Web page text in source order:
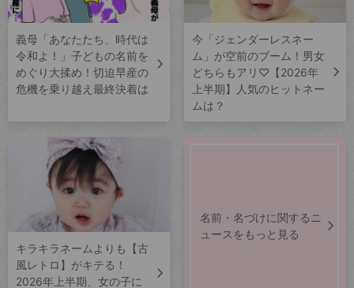
義母「あなたたち、時代は
令和よ！」子どもの名前を
めぐり大揉め！切迫早産の
危機を乗り越え最終決着は
今「ジェンダーレスネー
ム」が空前のブーム！男女
どちらもアリ♡【2026年
上半期】人気のヒットネー
ムは？
キラキラネームよりも【古
風レトロ】がキテる！
2026年上半期、女の子に
名前・名づけに関するニ
ュースをもっと見る